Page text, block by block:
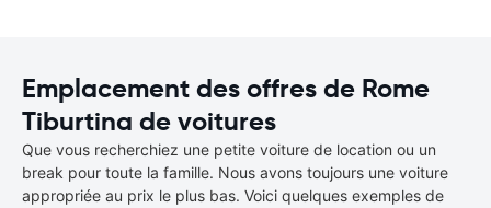
Emplacement des offres de Rome
Tiburtina de voitures
Que vous recherchiez une petite voiture de location ou un
break pour toute la famille. Nous avons toujours une voiture
appropriée au prix le plus bas. Voici quelques exemples de